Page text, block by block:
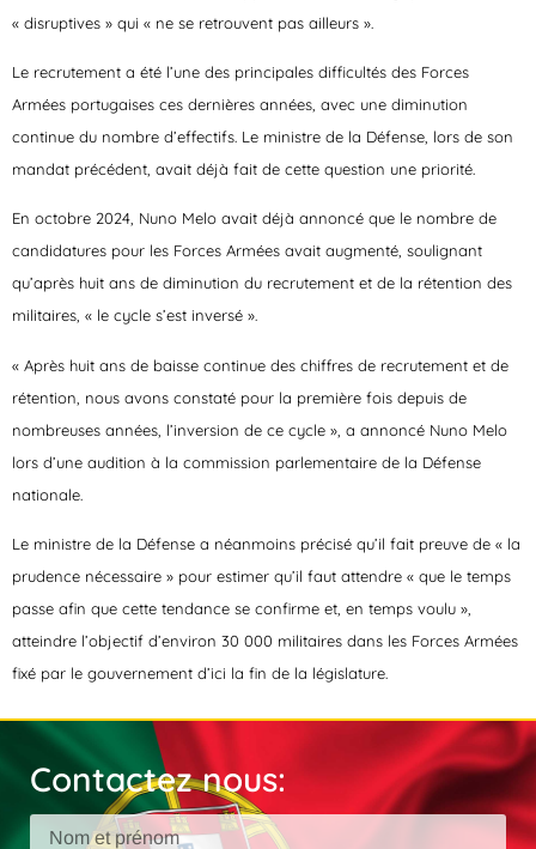
« disruptives » qui « ne se retrouvent pas ailleurs ».
Le recrutement a été l’une des principales difficultés des Forces
Armées portugaises ces dernières années, avec une diminution
continue du nombre d’effectifs. Le ministre de la Défense, lors de son
mandat précédent, avait déjà fait de cette question une priorité.
En octobre 2024, Nuno Melo avait déjà annoncé que le nombre de
candidatures pour les Forces Armées avait augmenté, soulignant
qu’après huit ans de diminution du recrutement et de la rétention des
militaires, « le cycle s’est inversé ».
« Après huit ans de baisse continue des chiffres de recrutement et de
rétention, nous avons constaté pour la première fois depuis de
nombreuses années, l’inversion de ce cycle », a annoncé Nuno Melo
lors d’une audition à la commission parlementaire de la Défense
nationale.
Le ministre de la Défense a néanmoins précisé qu’il fait preuve de « la
prudence nécessaire » pour estimer qu’il faut attendre « que le temps
passe afin que cette tendance se confirme et, en temps voulu »,
atteindre l’objectif d’environ 30 000 militaires dans les Forces Armées
fixé par le gouvernement d’ici la fin de la législature.
Contactez nous: